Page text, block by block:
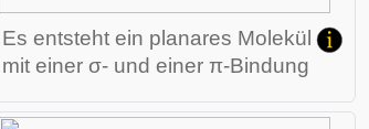
Es entsteht ein planares Molekül
mit einer σ- und einer π-Bindung